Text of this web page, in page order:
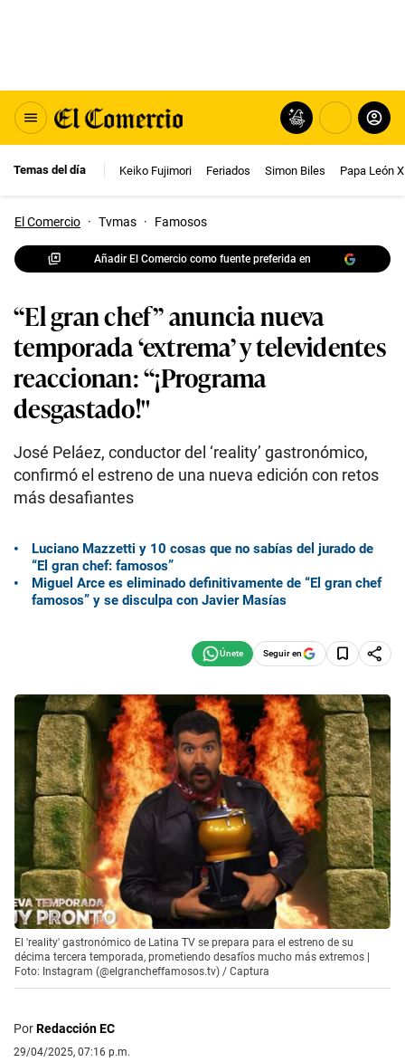
Temas del día Keiko Fujimori Feriados Simon Biles Papa León
El Comercio · Tvmas · Famosos
Añadir El Comercio como fuente preferida en
“El gran chef” anuncia nueva
temporada ‘extrema’ y televidentes
reaccionan: “¡Programa
desgastado!"
José Peláez, conductor del ‘reality’ gastronómico,
confirmó el estreno de una nueva edición con retos
más desafiantes
Luciano Mazzetti y 10 cosas que no sabías del jurado de
“El gran chef: famosos”
Miguel Arce es eliminado definitivamente de “El gran chef
famosos” y se disculpa con Javier Masías
Seguir en
El 'reality' gastronómico de Latina TV se prepara para el estreno de su
décima tercera temporada, prometiendo desafíos mucho más extremos |
Foto: Instagram (@elgrancheffamosos.tv) / Captura
PorRedacción EC
29/04/2025, 07:16 p.m.